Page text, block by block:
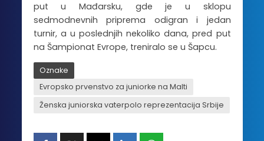
put u Mađarsku, gde je u sklopu
sedmodnevnih priprema odigran i jedan
turnir, a u poslednjih nekoliko dana, pred put
na Šampionat Evrope, treniralo se u Šapcu.
Oznake
Evropsko prvenstvo za juniorke na Malti
Ženska juniorska vaterpolo reprezentacija Srbije